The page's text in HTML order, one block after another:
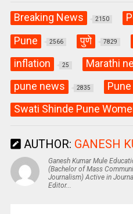
Breaking News 2150
Pune 2566 पुणे 7829
inflation 25 Marathi
pune news 2835
Swati Shinde Pune
AUTHOR: GANESH
Ganesh Kumar Mule
(Bachelor of Mass
Journalism) Active in
Editor...